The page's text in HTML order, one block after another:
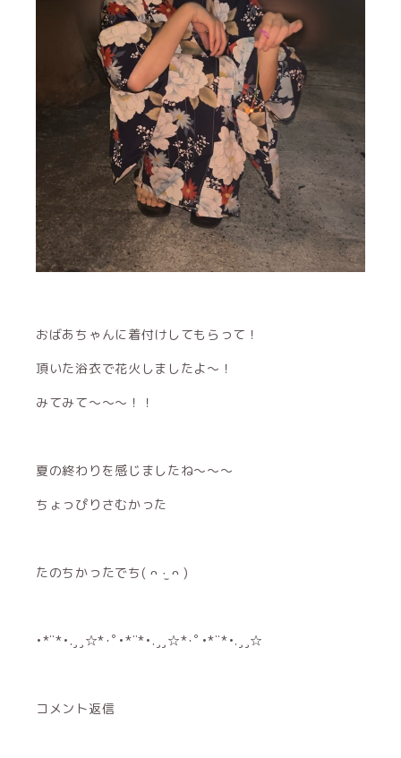
おばあちゃんに着付けしてもらって！
頂いた浴衣で花火しましたよ〜！
みてみて〜〜〜！！
夏の終わりを感じましたね〜〜〜
ちょっぴりさむかった
たのちかったでち( ᴖ ·̫ ᴖ )
•*¨*•.¸¸☆*･ﾟ•*¨*•.¸¸☆*･ﾟ•*¨*•.¸¸☆
コメント返信